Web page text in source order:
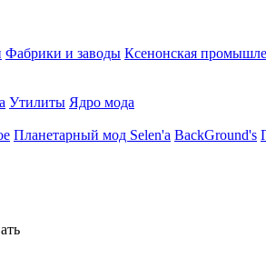
Фабрики и заводы Ксенонская
Утилиты Ядро мода
Планетарный мод Selen'a BackGround's